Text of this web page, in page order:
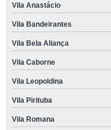
Vila Anastácio
Vila Bandeirantes
Vila Bela Aliança
Vila Caborne
Vila Leopoldina
Vila Pirituba
Vila Romana